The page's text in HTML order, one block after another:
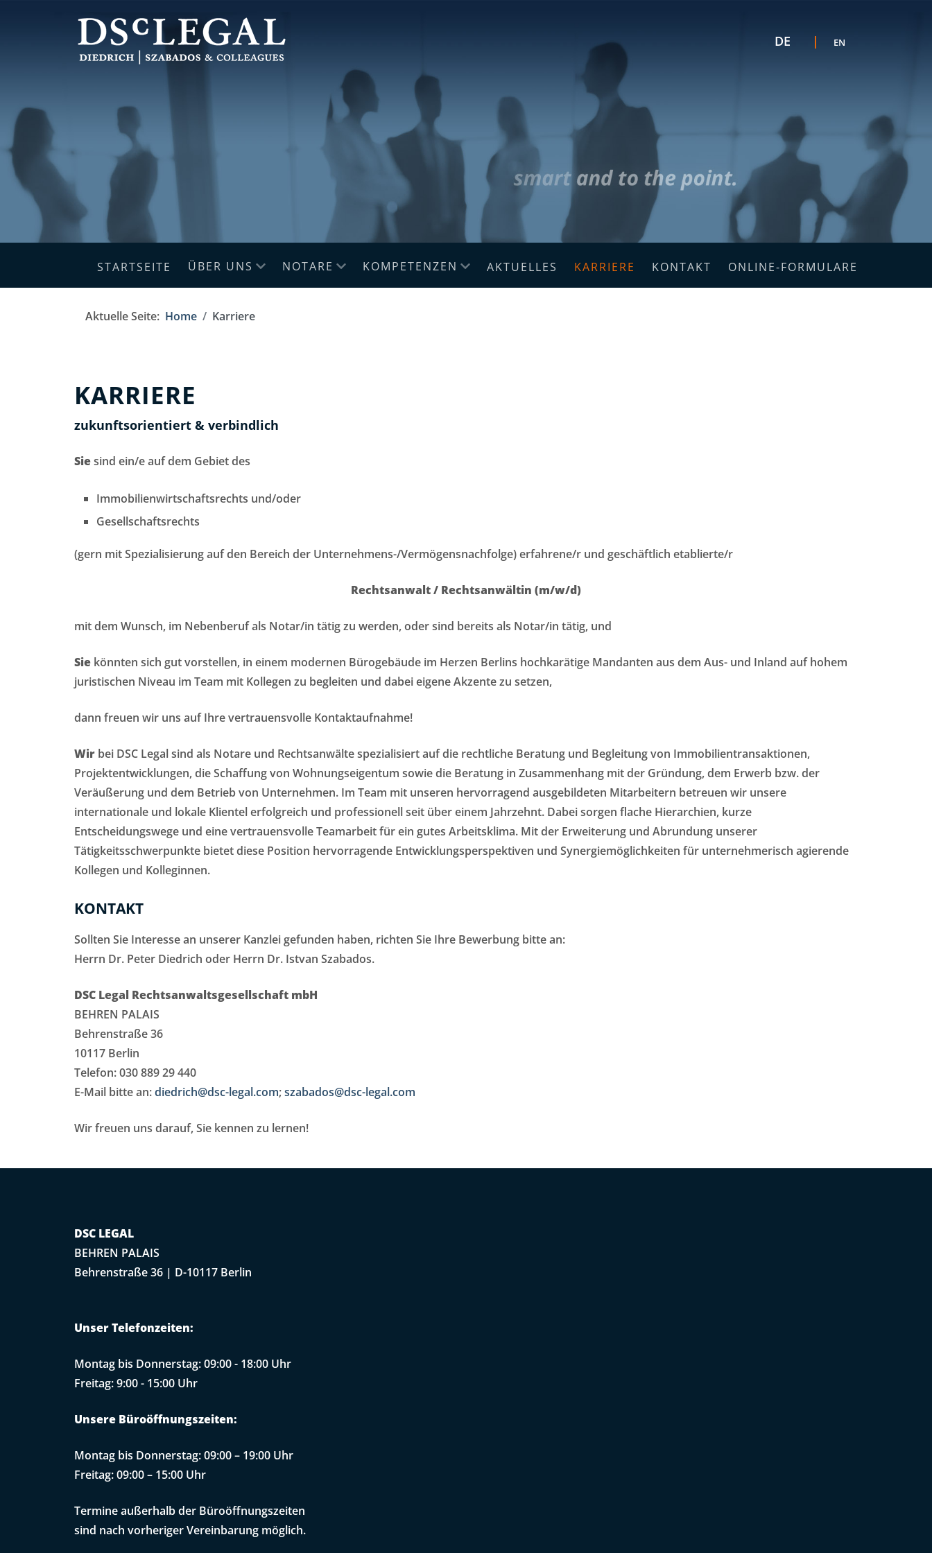
DE EN
STARTSEITE ÜBER UNS NOTARE KOMPETENZEN AKTUELLES KARRIERE KONTAKT ONLINE-FORMULARE
Aktuelle Seite: Home Karriere
KARRIERE
zukunftsorientiert & verbindlich
Siesind ein/e auf dem Gebiet des
Immobilienwirtschaftsrechts und/oder
Gesellschaftsrechts
(gern mit Spezialisierung auf den Bereich der Unternehmens-/Vermögensnachfolge) erfahrene/r und geschäftlich etablierte/r
Rechtsanwalt / Rechtsanwältin (m/w/d)
mit dem Wunsch, im Nebenberuf als Notar/in tätig zu werden, oder sind bereits als Notar/in tätig, und
Sie könnten sich gut vorstellen, in einem modernen Bürogebäude im Herzen Berlins hochkarätige Mandanten aus dem Aus- und Inland auf hohem
juristischen Niveau im Team mit Kollegen zu begleiten und dabei eigene Akzente zu setzen,
dann freuen wir uns auf Ihre vertrauensvolle Kontaktaufnahme!
Wir bei DSC Legal sind als Notare und Rechtsanwälte spezialisiert auf die rechtliche Beratung und Begleitung von Immobilientransaktionen,
Projektentwicklungen, die Schaffung von Wohnungseigentum sowie die Beratung in Zusammenhang mit der Gründung, dem Erwerb bzw. der
Veräußerung und dem Betrieb von Unternehmen. Im Team mit unseren hervorragend ausgebildeten Mitarbeitern betreuen wir unsere
internationale und lokale Klientel erfolgreich und professionell seit über einem Jahrzehnt. Dabei sorgen flache Hierarchien, kurze
Entscheidungswege und eine vertrauensvolle Teamarbeit für ein gutes Arbeitsklima. Mit der Erweiterung und Abrundung unserer
Tätigkeitsschwerpunkte bietet diese Position hervorragende Entwicklungsperspektiven und Synergiemöglichkeiten für unternehmerisch agierende
Kollegen und Kolleginnen.
KONTAKT
Sollten Sie Interesse an unserer Kanzlei gefunden haben, richten Sie Ihre Bewerbung bitte an:
Herrn Dr. Peter Diedrich oder Herrn Dr. Istvan Szabados.
DSC Legal Rechtsanwaltsgesellschaft mbH
BEHREN PALAIS
Behrenstraße 36
10117 Berlin
Telefon: 030 889 29 440
E-Mail bitte an:diedrich@dsc-legal.com;szabados@dsc-legal.com
Wir freuen uns darauf, Sie kennen zu lernen!
DSC LEGAL
BEHREN PALAIS
Behrenstraße 36 | D-10117 Berlin
Unser Telefonzeiten:
Montag bis Donnerstag: 09:00 - 18:00 Uhr
Freitag: 9:00 - 15:00 Uhr
Unsere Büroöffnungszeiten:
Montag bis Donnerstag: 09:00 – 19:00 Uhr
Freitag: 09:00 – 15:00 Uhr
Termine außerhalb der Büroöffnungszeiten
sind nach vorheriger Vereinbarung möglich.